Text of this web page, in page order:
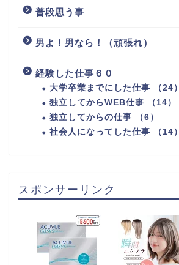
普段思う事
男よ！男なら！（頑張れ）
経験した仕事６０
大学卒業までにした仕事 （24）
独立してからWEB仕事 （14）
独立してからの仕事 （6）
社会人になってした仕事 （14）
スポンサーリンク